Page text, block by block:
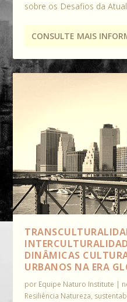
sobre os Desafios da
CONSULTE MAIS
DINÂMICAS
URBANOS NA ERA
por Equipe Naturo Institute |
Resiliência Natureza,